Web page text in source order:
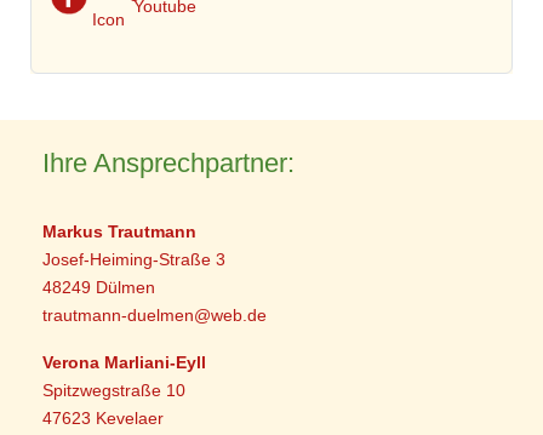
Ihre Ansprechpartner:
Markus Trautmann
Josef-Heiming-Straße 3
48249 Dülmen
trautmann-duelmen@web.de
Verona Marliani-Eyll
Spitzwegstraße 10
47623 Kevelaer